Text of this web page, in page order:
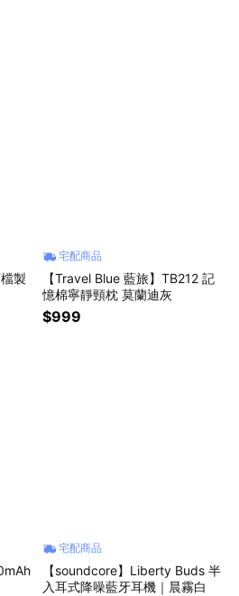
製
宅配商品
【Travel Blue 藍旅】TB212 記
憶棉寧靜頸枕 莫蘭迪灰
$999
宅配商品
【soundcore】Liberty Buds 半
入耳式降噪藍牙耳機｜晨霧白